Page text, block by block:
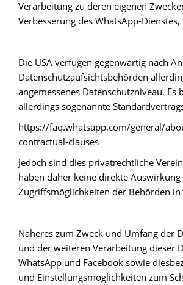
Verarbeitung zu deren eigenen
Verbesserung des WhatsApp-
Die USA verfügen gegenwärtig nach
Datenschutzaufsichtsbehörden
angemessenes Datenschutzniveau. Es
allerdings sogenannte
https://faq.whatsapp.com/general/
contractual-clauses
Jedoch sind dies privatrechtliche
haben daher keine direkte
Zugriffsmöglichkeiten der Behörden in
Näheres zum Zweck und Umfang der
und der weiteren Verarbeitung dieser
WhatsApp und Facebook sowie
und Einstellungsmöglichkeiten zum